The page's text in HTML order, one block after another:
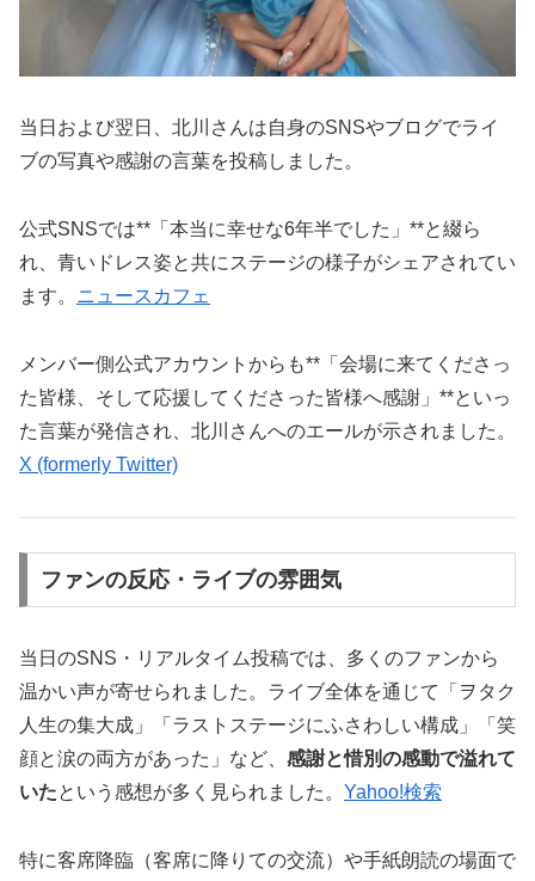
当日および翌日、北川さんは自身のSNSやブログでライ
ブの写真や感謝の言葉を投稿しました。
公式SNSでは**「本当に幸せな6年半でした」**と綴ら
れ、青いドレス姿と共にステージの様子がシェアされてい
ます。 ニュースカフェ
メンバー側公式アカウントからも**「会場に来てくださっ
た皆様、そして応援してくださった皆様へ感謝」**といっ
た言葉が発信され、北川さんへのエールが示されました。
X (formerly Twitter)
ファンの反応・ライブの雰囲気
当日のSNS・リアルタイム投稿では、多くのファンから
温かい声が寄せられました。ライブ全体を通じて「ヲタク
人生の集大成」「ラストステージにふさわしい構成」「笑
顔と涙の両方があった」など、 感謝と惜別の感動で溢れて
いたという感想が多く見られました。 Yahoo!検索
特に客席降臨（客席に降りての交流）や手紙朗読の場面で